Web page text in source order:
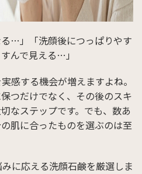
る…」「洗顔後につっぱりやす
んで見える…」
感する機会が増えますよね。
つだけでなく、その後のスキ
なステップです。でも、数あ
肌に合ったものを選ぶのは至
に応える洗顔石鹸を厳選しま